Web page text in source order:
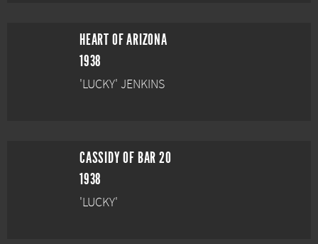
HEART OF ARIZONA
1938
'LUCKY' JENKINS
CASSIDY OF BAR 20
1938
'LUCKY'